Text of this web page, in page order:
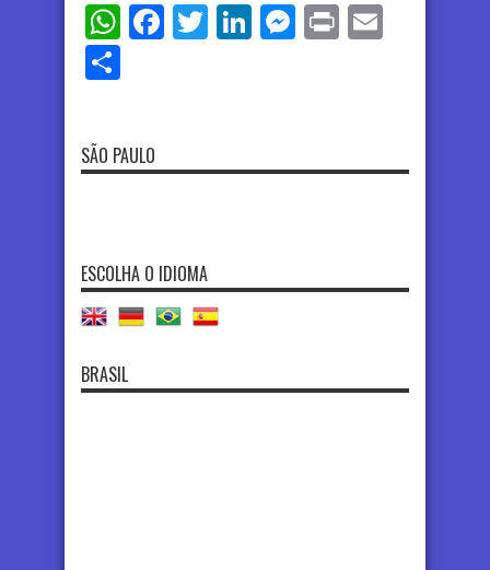
WhatsApp
Facebook
TwitterLinkedIn
Messenger
Print
SÃO PAULO
ESCOLHA O IDIOMA
BRASIL